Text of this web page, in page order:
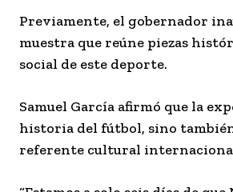
Previamente, el gobernador
muestra que reúne piezas
social de este deporte.
Samuel García afirmó que la
historia del fútbol, sino
referente cultural